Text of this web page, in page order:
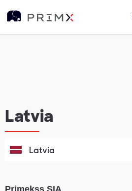
Latvia
Latvia